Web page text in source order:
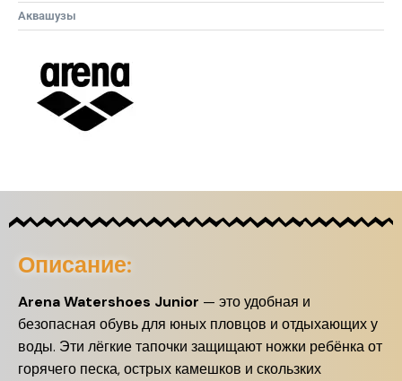
Аквашузы
Описание:
Arena Watershoes Junior — это удобная и
безопасная обувь для юных пловцов и отдыхающих у
воды. Эти лёгкие тапочки защищают ножки ребёнка от
горячего песка, острых камешков и скользких